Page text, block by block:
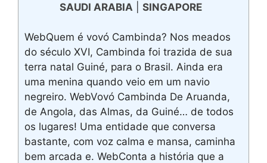
SAUDI ARABIA
SINGAPORE
WebQuem é vovó Cambinda? Nos meados
do século XVI, Cambinda foi trazida de sua
terra natal Guiné, para o Brasil. Ainda era
uma menina quando veio em um navio
negreiro. WebVovó Cambinda De Aruanda,
de Angola, das Almas, da Guiné… de todos
os lugares! Uma entidade que conversa
bastante, com voz calma e mansa, caminha
bem arcada e. WebConta a história que a